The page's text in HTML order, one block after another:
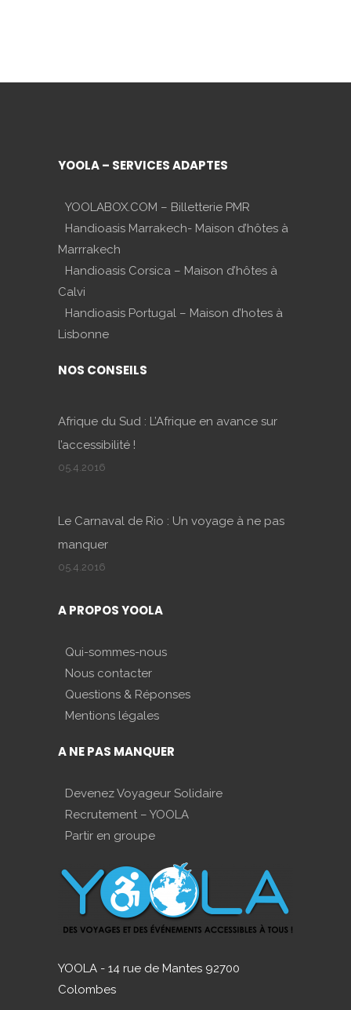
YOOLA – SERVICES ADAPTES
YOOLABOX.COM – Billetterie PMR
Handioasis Marrakech- Maison d’hôtes à
Marrrakech
Handioasis Corsica – Maison d’hôtes à
Calvi
Handioasis Portugal – Maison d’hotes à
Lisbonne
NOS CONSEILS
Afrique du Sud : L’Afrique en avance sur
l’accessibilité !
05.4.2016
Le Carnaval de Rio : Un voyage à ne pas
manquer
05.4.2016
A PROPOS YOOLA
Qui-sommes-nous
Nous contacter
Questions & Réponses
Mentions légales
A NE PAS MANQUER
Devenez Voyageur Solidaire
Recrutement – YOOLA
Partir en groupe
YOOLA - 14 rue de Mantes 92700
Colombes